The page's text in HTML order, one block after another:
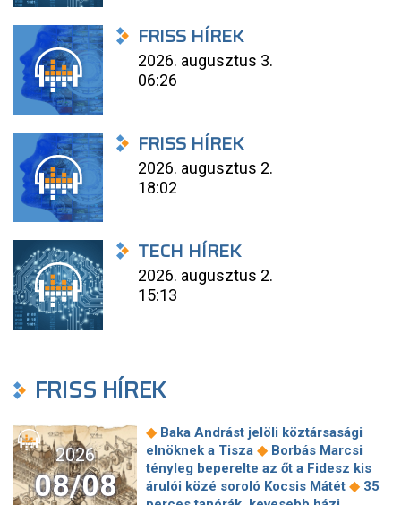
FRISS HÍREK
2026. augusztus 3.
06:26
FRISS HÍREK
2026. augusztus 2.
18:02
TECH HÍREK
2026. augusztus 2.
15:13
FRISS HÍREK
2026
08/08
◆ Baka Andrást jelöli köztársasági
elnöknek a Tisza ◆ Borbás Marcsi
tényleg beperelte az őt a Fidesz kis
árulói közé soroló Kocsis Mátét ◆ 35